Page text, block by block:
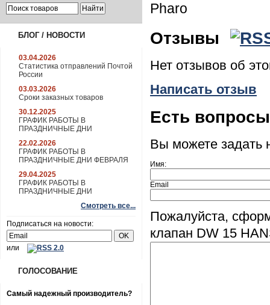
БЛОГ / НОВОСТИ
03.04.2026
Статистика отправлений Почтой
России
03.03.2026
Сроки заказных товаров
30.12.2025
ГРАФИК РАБОТЫ В
ПРАЗДНИЧНЫЕ ДНИ
22.02.2026
ГРАФИК РАБОТЫ В
ПРАЗДНИЧНЫЕ ДНИ ФЕВРАЛЯ
29.04.2025
ГРАФИК РАБОТЫ В
ПРАЗДНИЧНЫЕ ДНИ
Смотреть все...
Подписаться на новости:
или
ГОЛОСОВАНИЕ
Самый надежный производитель?
Pharo
Отзывы
Нет отзывов об
Написать отзыв
Есть
Вы можете
Имя:
Email
Пожалуйста,
клапан DW 15